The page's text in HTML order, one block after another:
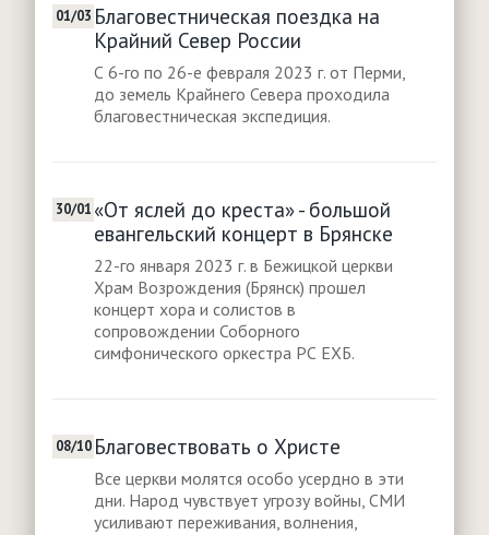
01/03 Благовестническая поездка на
Крайний Север России
С 6-го по 26-е февраля 2023 г. от Перми,
до земель Крайнего Севера проходила
благовестническая экспедиция.
30/01 «От яслей до креста» - большой
евангельский концерт в Брянске
22-го января 2023 г. в Бежицкой церкви
Храм Возрождения (Брянск) прошел
концерт хора и солистов в
сопровождении Соборного
симфонического оркестра РС ЕХБ.
08/10 Благовествовать о Христе
Все церкви молятся особо усердно в эти
дни. Народ чувствует угрозу войны, СМИ
усиливают переживания, волнения,